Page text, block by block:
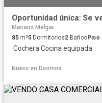
Mariano Melgar
85 m²5 Dormitorios2 Baños Piso
·Cochera·Cocina equipada
Nuevo en Doomos